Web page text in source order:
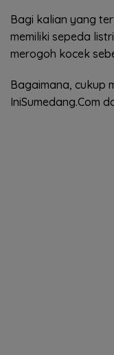
Bagi kalian yang
memiliki sepeda
merogoh kocek
Bagaimana, cukup
IniSumedang.Com